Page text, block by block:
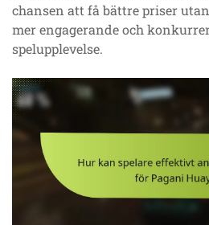
chansen att få bättre priser
mer engagerande och
spelupplevelse.